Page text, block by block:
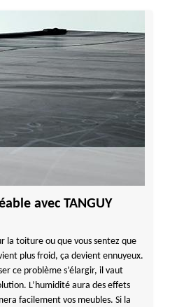
avec TANGUY
la toiture ou que vous sentez que
plus froid, ça devient ennuyeux.
ce problème s’élargir, il vaut
L’humidité aura des effets
facilement vos meubles. Si la